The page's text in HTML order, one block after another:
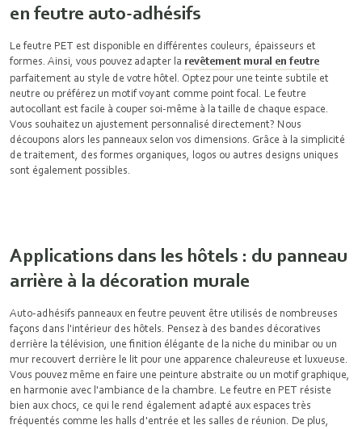
en feutre auto-adhésifs
Le feutre PET est disponible en différentes couleurs, épaisseurs et
formes. Ainsi, vous pouvez adapter la revêtement mural en feutre
parfaitement au style de votre hôtel. Optez pour une teinte subtile et
neutre ou préférez un motif voyant comme point focal. Le feutre
autocollant est facile à couper soi-même à la taille de chaque espace.
Vous souhaitez un ajustement personnalisé directement? Nous
découpons alors les panneaux selon vos dimensions. Grâce à la simplicité
de traitement, des formes organiques, logos ou autres designs uniques
sont également possibles.
Applications dans les hôtels : du panneau
arrière à la décoration murale
Auto-adhésifs panneaux en feutre peuvent être utilisés de nombreuses
façons dans l'intérieur des hôtels. Pensez à des bandes décoratives
derrière la télévision, une finition élégante de la niche du minibar ou un
mur recouvert derrière le lit pour une apparence chaleureuse et luxueuse.
Vous pouvez même en faire une peinture abstraite ou un motif graphique,
en harmonie avec l'ambiance de la chambre. Le feutre en PET résiste
bien aux chocs, ce qui le rend également adapté aux espaces très
fréquentés comme les halls d'entrée et les salles de réunion. De plus,